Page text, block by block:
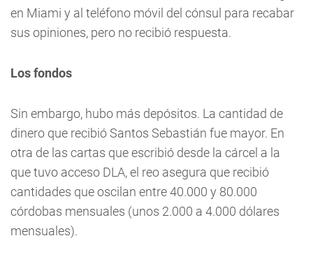
en Miami y al teléfono móvil del cónsul para recabar
sus opiniones, pero no recibió respuesta.
Los fondos
Sin embargo, hubo más depósitos. La cantidad de
dinero que recibió Santos Sebastián fue mayor. En
otra de las cartas que escribió desde la cárcel a la
que tuvo acceso DLA, el reo asegura que recibió
cantidades que oscilan entre 40.000 y 80.000
córdobas mensuales (unos 2.000 a 4.000 dólares
mensuales).